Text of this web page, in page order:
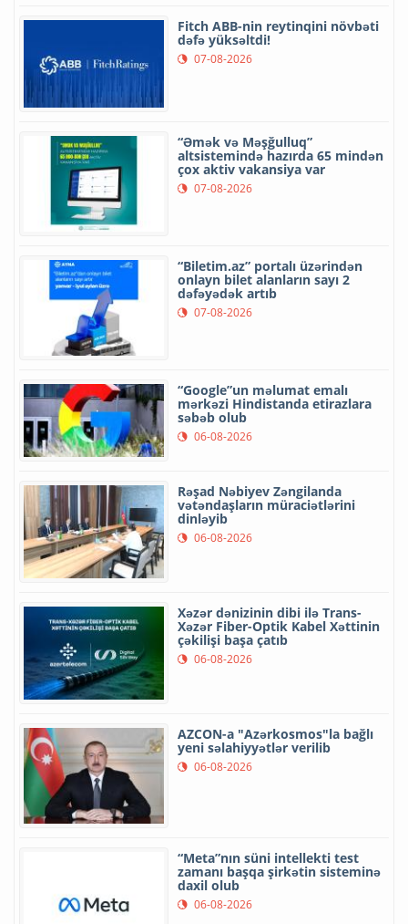
Fitch ABB-nin reytinqini növbəti
dəfə yüksəltdi!
07-08-2026
“Əmək və Məşğulluq”
altsistemində hazırda 65 mindən
çox aktiv vakansiya var
07-08-2026
“Biletim.az” portalı üzərindən
onlayn bilet alanların sayı 2
dəfəyədək artıb
07-08-2026
“Google”un məlumat emalı
mərkəzi Hindistanda etirazlara
səbəb olub
06-08-2026
Rəşad Nəbiyev Zəngilanda
vətəndaşların müraciətlərini
dinləyib
06-08-2026
Xəzər dənizinin dibi ilə Trans-
Xəzər Fiber-Optik Kabel Xəttinin
çəkilişi başa çatıb
06-08-2026
AZCON-a "Azərkosmos"la bağlı
yeni səlahiyyətlər verilib
06-08-2026
“Meta”nın süni intellekti test
zamanı başqa şirkətin sisteminə
daxil olub
06-08-2026